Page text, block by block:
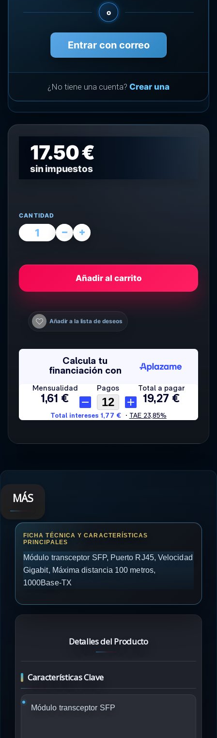
o
Entrar con correo
¿No tiene una cuenta? Crear una
17.50 €
sin impuestos
CANTIDAD
Añadir al carrito
Añadir a la lista de deseos
MÁS
Módulo transceptor SFP, Puerto RJ45, Velocidad
Gigabit, Máxima distancia 100 metros,
1000Base-TX
Detalles del Producto
Características Clave
Módulo transceptor SFP